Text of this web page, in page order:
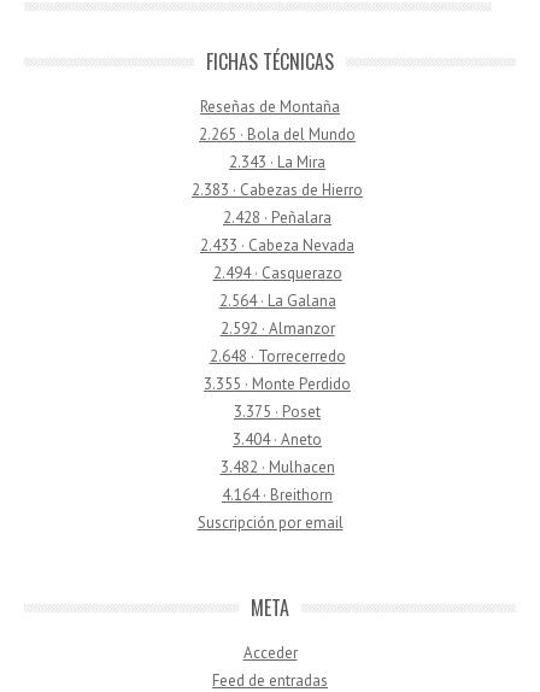
FICHAS TÉCNICAS
Reseñas de Montaña
2.265 · Bola del Mundo
2.343 · La Mira
2.383 · Cabezas de Hierro
2.428 · Peñalara
2.433 · Cabeza Nevada
2.494 · Casquerazo
2.564 · La Galana
2.592 · Almanzor
2.648 · Torrecerredo
3.355 · Monte Perdido
3.375 · Poset
3.404 · Aneto
3.482 · Mulhacen
4.164 · Breithorn
Suscripción por email
META
Acceder
Feed de entradas